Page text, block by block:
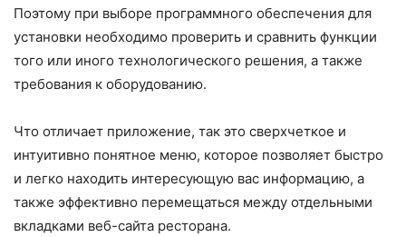
Поэтому при выборе программного обеспечения для
установки необходимо проверить и сравнить функции
того или иного технологического решения, а также
требования к оборудованию.
Что отличает приложение, так это сверхчеткое и
интуитивно понятное меню, которое позволяет быстро
и легко находить интересующую вас информацию, а
также эффективно перемещаться между отдельными
вкладками веб-сайта ресторана.